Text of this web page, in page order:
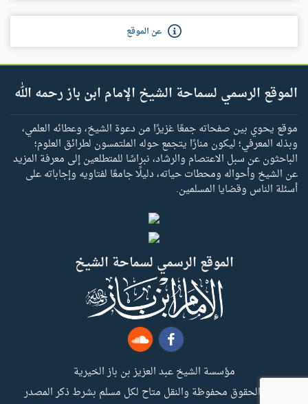
عن الموقع
الموقع الرسمي لسماحة الشيخ الإمام ابن باز رحمه الله
موقع يحوي بين صفحاته جمعًا غزيرًا من دعوة الشيخ، وعطائه العلمي،
وبذله المعرفي؛ ليكون منارًا يتجمع حوله الملتمسون لطرائق العلوم؛
الباحثون عن سبل الاعتصام والرشاد، نبراسًا للمتطلعين إلى معرفة المزيد
عن الشيخ وأحواله ومحطات حياته، دليلًا جامعًا لفتاويه وإجاباته على
أسئلة الناس وقضايا المسلمين.
الموقع الرسمي لسماحة الشيخ
مؤسسة الشيخ عبد العزيز بن باز الخيرية
جميع الحقوق محفوظة والنقل متاح لكل مسلم بشرط ذكر المصدر